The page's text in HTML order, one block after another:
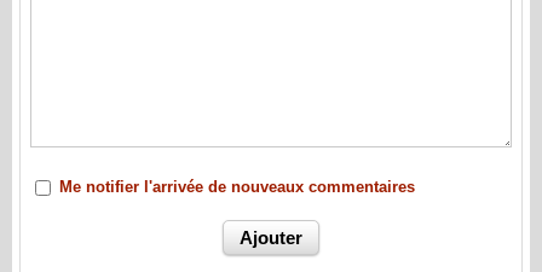
Me notifier l'arrivée de nouveaux commentaires